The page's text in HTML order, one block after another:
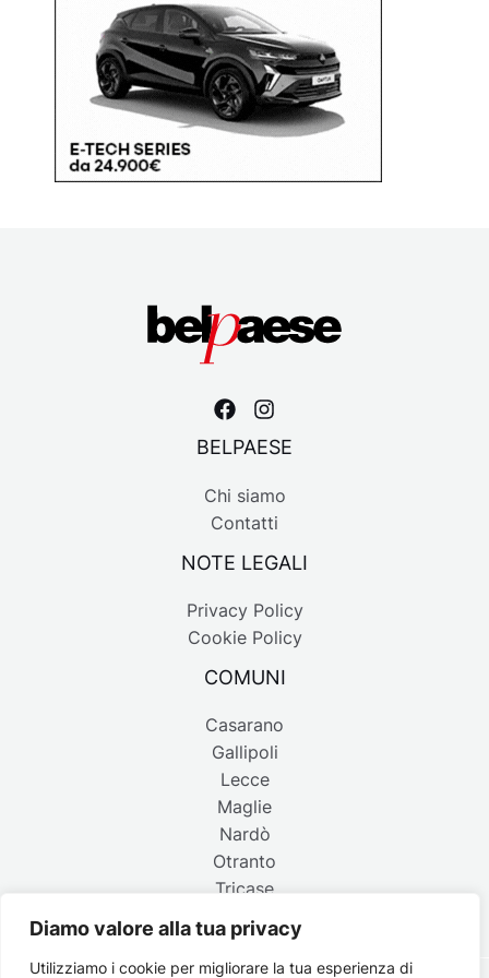
Diamo valore alla tua privacy
Utilizziamo i cookie per migliorare la tua esperienza di
BELPAESE
Chi siamo
Contatti
NOTE LEGALI
Privacy Policy
Cookie Policy
COMUNI
Casarano
Gallipoli
Lecce
Maglie
Nardò
Otranto
Tricase